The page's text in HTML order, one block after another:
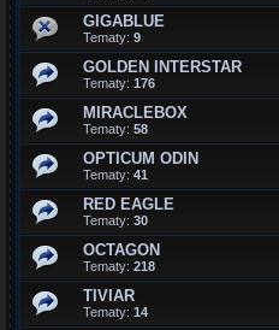
GIGABLUE
Tematy: 9
GOLDEN INTERSTAR
Tematy: 176
MIRACLEBOX
Tematy: 58
OPTICUM ODIN
Tematy: 41
RED EAGLE
Tematy: 30
OCTAGON
Tematy: 218
TIVIAR
Tematy: 14